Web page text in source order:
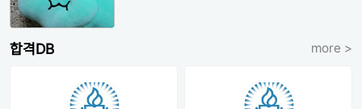
합격DB more >